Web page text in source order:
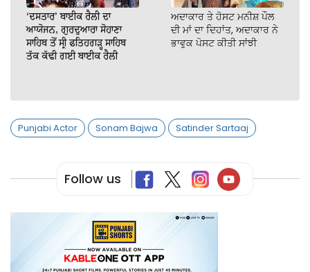
‘ਦਸਤਾਰ’ ਬਾਈਕ ਰੈਲੀ ਦਾ
ਆਯੋਜਨ, ਗੁਰਦੁਆਰਾ ਸੋਹਾਣਾ
ਸਾਹਿਬ ਤੋਂ ਸ੍ਰੀ ਫਤਿਹਗੜ੍ਹ ਸਾਹਿਬ
ਤੱਕ ਕੱਢੀ ਗਈ ਬਾਈਕ ਰੈਲੀ
ਅਦਾਕਾਰ ਤੇ ਹੋਸਟ ਮਨੀਸ਼ ਪੌਲ
ਦੀ ਮਾਂ ਦਾ ਦਿਹਾਂਤ, ਅਦਾਕਾਰ ਨੇ
ਭਾਵੁਕ ਪੋਸਟ ਕੀਤੀ ਸਾਂਝੀ
Punjabi Actor Sonam Bajwa Satinder Sartaaj
Follow us